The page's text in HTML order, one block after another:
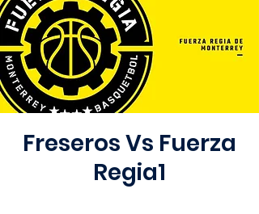
Freseros Vs Fuerza
Regia1